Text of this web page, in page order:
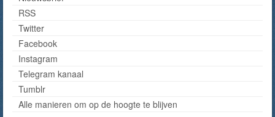
RSS
Twitter
Facebook
Instagram
Telegram kanaal
Tumblr
Alle manieren om op de hoogte te blijven